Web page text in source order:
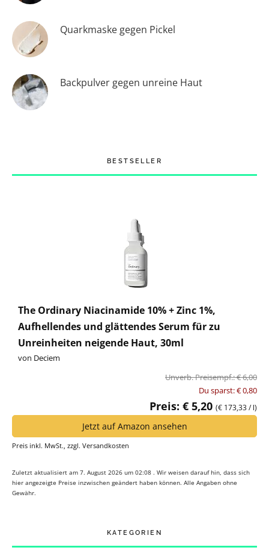
Quarkmaske gegen Pickel
Backpulver gegen unreine Haut
BESTSELLER
The Ordinary Niacinamide 10% + Zinc 1%,
Aufhellendes und glättendes Serum für zu
Unreinheiten neigende Haut, 30ml
von Deciem
Unverb. Preisempf.: € 6,00
Du sparst: € 0,80
Preis: € 5,20 (€ 173,33 / l)
Jetzt auf Amazon ansehen
Preis inkl. MwSt., zzgl. Versandkosten
Zuletzt aktualisiert am 7. August 2026 um 02:08 . Wir weisen darauf hin, dass sich
hier angezeigte Preise inzwischen geändert haben können. Alle Angaben ohne
Gewähr.
KATEGORIEN